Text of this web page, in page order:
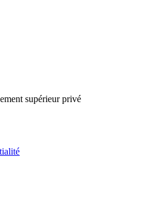
supérieur privé